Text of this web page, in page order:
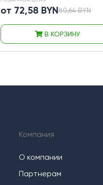
от 72,58 BYN80,64 BYN
В КОРЗИНУ
Компания
О компании
Партнерам